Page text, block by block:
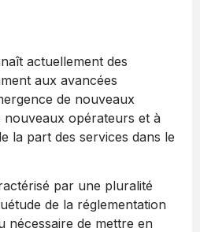
actuellement des
aux avancées
de nouveaux
nouveaux opérateurs et à
la part des services dans le
par une pluralité
de la réglementation
nécessaire de mettre en